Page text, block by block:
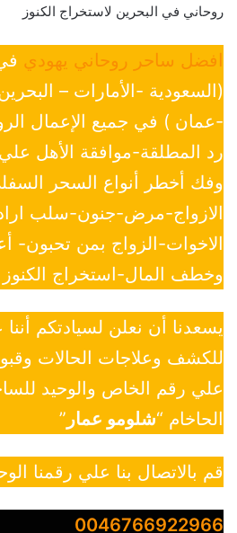
روحاني في البحرين لاستخراج الكنوز
افضل ساحر روحاني يهودي
(السعودية -الأمارات –
-عمان ) في جميع الإعمال
رد المطلقة-موافقة الأهل
وفك أخطر أنواع السحر
الازواج-مرض-جنون-سلب
الاخوات-الزواج بمن تحبون-
وخطف المال-استخراج الكنوز
يسعدنا أن نعلن لسيادتكم
للكشف وعلاجات الحالات
علي رقم الخاص والوحيد
الحاخام “شلومو عمار ”
قم بالاتصال بنا علي رقمنا
0046766922966